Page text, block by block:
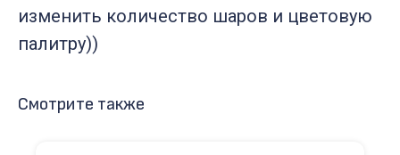
изменить количество шаров и цветовую
палитру))
Смотрите также